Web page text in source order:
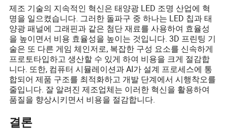
제조 기술의 지속적인 혁신은 태양광 LED 조명 산업에 혁
명을 일으켰습니다. 그러한 돌파구 중 하나는 LED 칩과 태
양광 패널에 그래핀과 같은 첨단 재료를 사용하여 효율성
을 높이면서 비용 효율성을 높이는 것입니다. 3D 프린팅 기
술은 또 다른 게임 체인저로, 복잡한 구성 요소를 신속하게
프로토타입하고 생산할 수 있게 하여 비용을 크게 절감합
니다. 또한, 컴퓨터 시뮬레이션과 AI가 설계 프로세스에 통
합되어 제품 구조를 최적화하고 개발 단계에서 시행착오를
줄입니다. 잘 알려진 제조업체는 이러한 혁신을 활용하여
품질을 향상시키면서 비용을 절감합니다.
결론